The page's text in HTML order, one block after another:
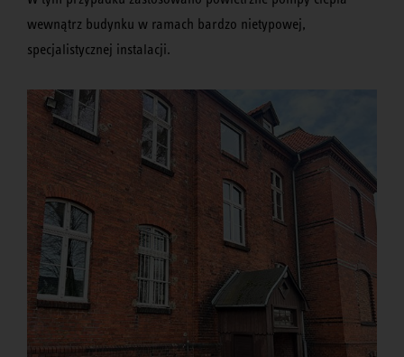
wewnątrz budynku w ramach bardzo nietypowej,
specjalistycznej instalacji.